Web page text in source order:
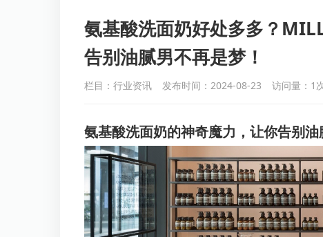
氨基酸洗面奶好处多多？
告别油腻男不再是梦！
栏目：行业资讯 发布时间：2024-08-23 访问量：1
氨基酸洗面奶的神奇魔力，让你告别